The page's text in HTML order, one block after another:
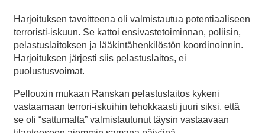
Harjoituksen tavoitteena oli valmistautua potentiaaliseen
terroristi-iskuun. Se kattoi ensivastetoiminnan, poliisin,
pelastuslaitoksen ja lääkintähenkilöstön koordinoinnin.
Harjoituksen järjesti siis pelastuslaitos, ei
puolustusvoimat.
Pellouxin mukaan Ranskan pelastuslaitos kykeni
vastaamaan terrori-iskuihin tehokkaasti juuri siksi, että
se oli “sattumalta” valmistautunut täysin vastaavaan